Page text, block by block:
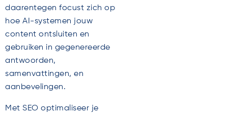
daarentegen focust zich op
hoe AI-systemen jouw
content ontsluiten en
gebruiken in gegenereerde
antwoorden,
samenvattingen, en
aanbevelingen.
Met SEO optimaliseer je